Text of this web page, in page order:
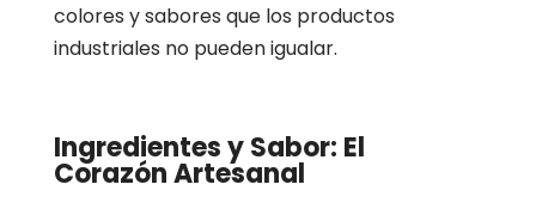
colores y sabores que los productos
industriales no pueden igualar.
Ingredientes y Sabor: El
Corazón Artesanal